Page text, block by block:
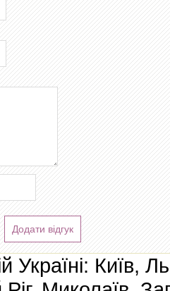
Додати відгук
Україні: Київ,